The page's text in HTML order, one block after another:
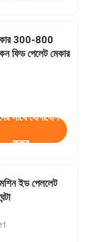
300-800
ফিড পেলেট মেকার
সাথে যোগাযোগ
করুন
ইড পেললেট